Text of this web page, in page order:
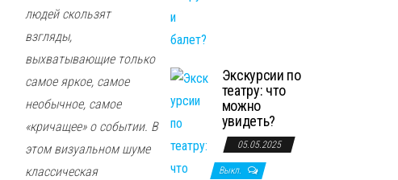
людей скользят
взгляды,
выхватывающие только
самое яркое, самое
необычное, самое
«кричащее» о событии. В
этом визуальном шуме
классическая
Экскурсии по
театру: что
можно
увидеть?
05.05.2025
Выкл.